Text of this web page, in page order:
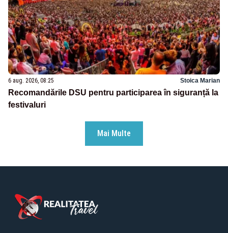
6 aug. 2026, 08:25 Stoica Marian
Recomandările DSU pentru participarea în siguranță la
festivaluri
Mai Multe